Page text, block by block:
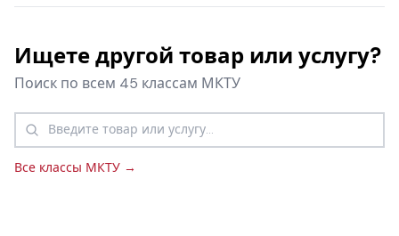
Ищете другой товар или услугу?
Поиск по всем 45 классам МКТУ
Все классы МКТУ →